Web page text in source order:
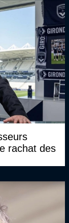
rachat des